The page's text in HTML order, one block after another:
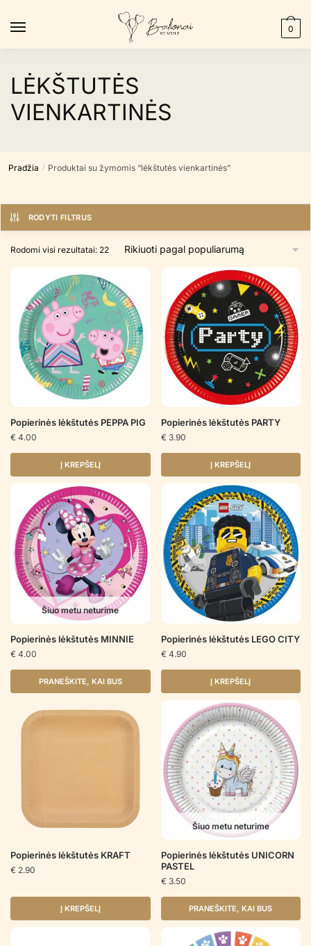
0
LĖKŠTUTĖS
VIENKARTINĖS
Pradžia / Produktai su žymomis “lėkštutės vienkartinės”
RODYTI FILTRUS
Rodomi visi rezultatai: 22Rūšiuojama
populiarumą
Popierinės lėkštutės PEPPA PIG
€ 4.00
Į KREPŠELĮ
Popierinės lėkštutės PARTY
€ 3.90
Į KREPŠELĮ
Šiuo metu neturime
Popierinės lėkštutės MINNIE
€ 4.00
PRANEŠKITE, KAI BUS
Popierinės lėkštutės LEGO CITY
€ 4.90
Į KREPŠELĮ
Popierinės lėkštutės KRAFT
€ 2.90
Į KREPŠELĮ
Šiuo metu neturime
Popierinės lėkštutės UNICORN
PASTEL
€ 3.50
PRANEŠKITE, KAI BUS